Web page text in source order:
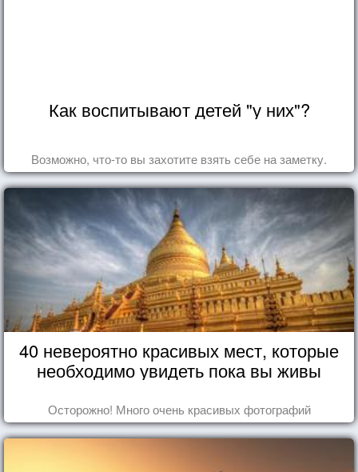
Как воспитывают детей "у них"?
Возможно, что-то вы захотите взять себе на заметку.
40 невероятно красивых мест, которые
необходимо увидеть пока вы живы
Осторожно! Много очень красивых фотографий